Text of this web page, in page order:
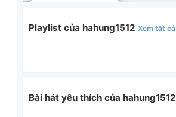
Playlist của hahung1512 Xem tất cả
Bài hát yêu thích của hahung1512